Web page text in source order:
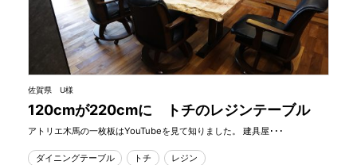
佐賀県 U様
120cmが220cmに トチのレジンテーブル
アトリエ木馬の一枚板はYouTubeを見て知りました。 建具屋･･･
ダイニングテーブル トチ レジン